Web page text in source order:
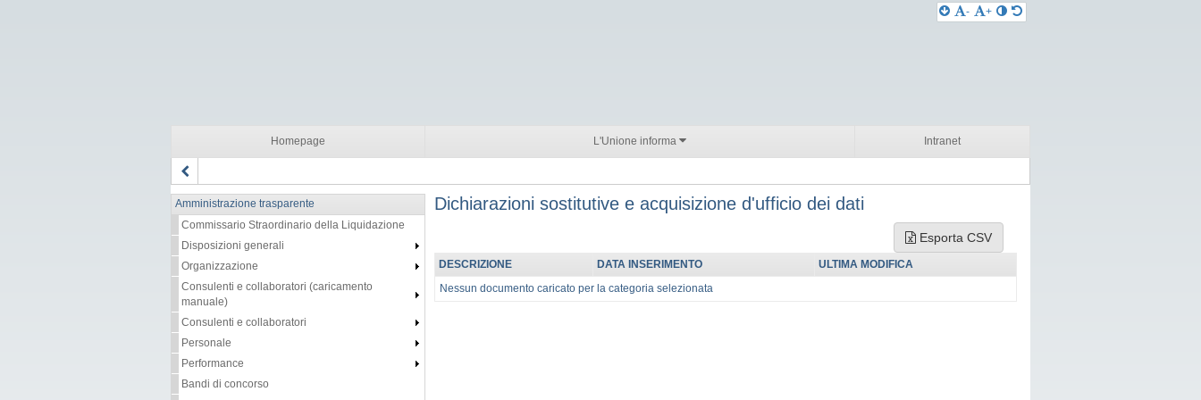
- +
Homepage L'Unione informa Intranet
Amministrazione trasparente
Commissario Straordinario della Liquidazione
Disposizioni generali
Organizzazione
Consulenti e collaboratori (caricamento
manuale)
Consulenti e collaboratori
Personale
Performance
Bandi di concorso
Dichiarazioni sostitutive e acquisizione d'ufficio dei dati
Esporta CSV
DESCRIZIONE DATA INSERIMENTO
ULTIMA MODIFICA
Nessun documento caricato per la categoria selezionata